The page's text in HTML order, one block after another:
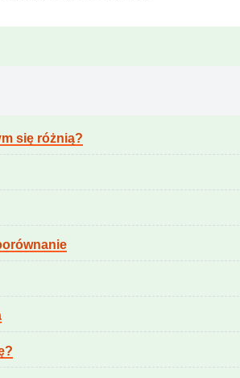
się różnią?